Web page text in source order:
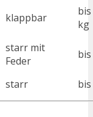
klappbar
bis
kg
starr mit
Feder
starr